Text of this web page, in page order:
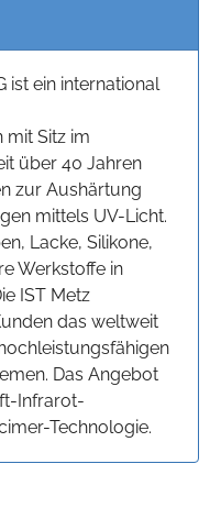
ist ein international
mit Sitz im
über 40 Jahren
zur Aushärtung
mittels UV-Licht.
Lacke, Silikone,
Werkstoffe in
IST Metz
das weltweit
Das Angebot
Infrarot-
Technologie.